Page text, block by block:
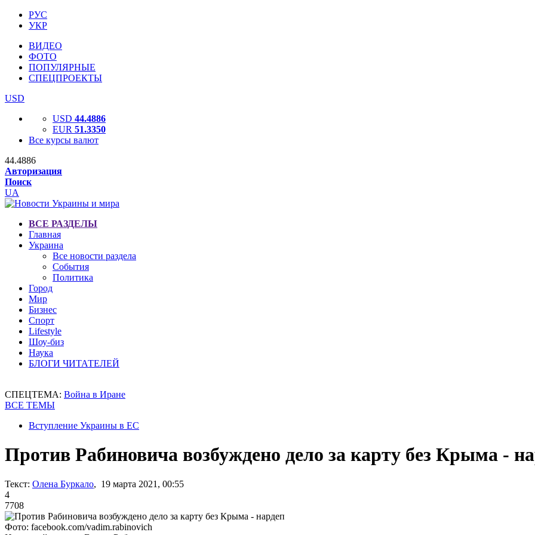
РУС
УКР
ВИДЕО
ФОТО
ПОПУЛЯРНЫЕ
СПЕЦПРОЕКТЫ
USD
USD 44.4886
EUR 51.3350
Все курсы валют
44.4886
Авторизация
Поиск
UA
ВСЕ РАЗДЕЛЫ
Главная
Украина
Все новости раздела
События
Политика
Город
Мир
Бизнес
Спорт
Lifestyle
Шоу-биз
Наука
БЛОГИ ЧИТАТЕЛЕЙ
СПЕЦТЕМА: Война в Иране
ВСЕ ТЕМЫ
Вступление Украины в ЕС
Против Рабиновича возбуждено дело за карту без Крыма -
Текст: Олена Буркало, 19 марта 2021, 00:55
4
7708
Фото: facebook.com/vadim.rabinovich